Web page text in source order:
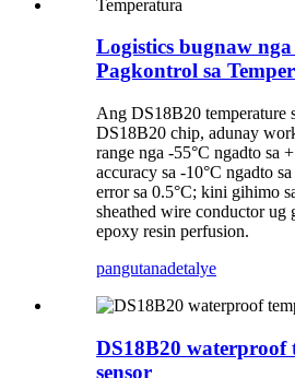
Logistics bugnaw
Pagkontrol sa
Ang DS18B20 temperature
DS18B20 chip, adunay
range nga -55°C ngadto sa
accuracy sa -10°C ngadto
error sa 0.5°C; kini gihimo
sheathed wire conductor ug
epoxy resin perfusion.
pangutanadetalye
DS18B20 waterproof
sensor